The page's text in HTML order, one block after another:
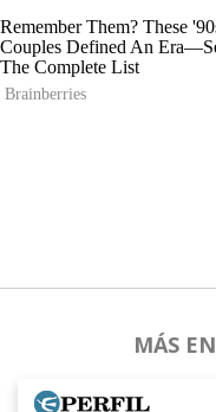
MÁS EN